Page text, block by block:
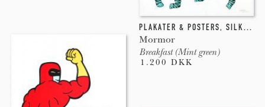
PLAKATER & POSTERS, SILKETRYK
Mormor
Breakfast (Mint green)
1.200 DKK